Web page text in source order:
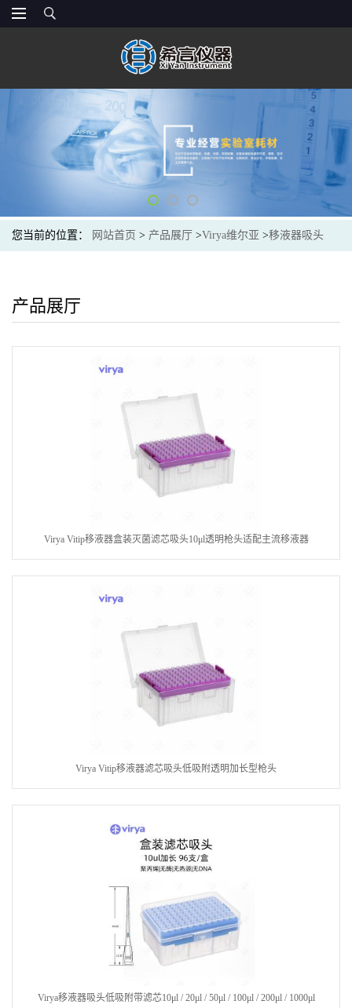
您当前的位置： 网站首页 > 产品展厅 >Virya维尔亚 >移液器吸头
产品展厅
Virya Vitip移液器盒装灭菌滤芯吸头10μl透明枪头适配主流移液器
Virya Vitip移液器滤芯吸头低吸附透明加长型枪头
Virya移液器吸头低吸附带滤芯10μl / 20μl / 50μl / 100μl / 200μl / 1000μl